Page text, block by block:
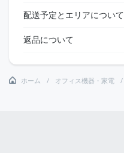
配送予定とエリアについて
返品について
ホーム オフィス機器・家電